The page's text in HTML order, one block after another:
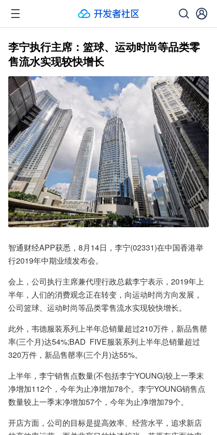
李宁执行主席：篮球、运动时尚等品类零
售流水实现较快增长
智通财经APP获悉，8月14日，李宁(02331)在中国香港举
行2019年中期业绩发布会。
会上，公司执行主席兼代理行政总裁李宁表示，2019年上
半年，人们的消费观念正在转变，向运动时尚方向发展，
公司篮球、运动时尚等品类零售流水实现较快增长。
此外，韦德服装系列上半年总销量超过210万件，新品售罄
率(三个月)达54%;BAD  FIVE服装系列上半年总销量超过
320万件，新品售罄率(三个月)达55%。
上半年，李宁销售点数量(不包括李宁YOUNG)较上一季末
净增加112个，今年为止净增加78个。李宁YOUNG销售点
数量较上一季末净增加57个，今年为止净增加79个。
开店方面，公司的目标是提高效率、经营水平，追求新店